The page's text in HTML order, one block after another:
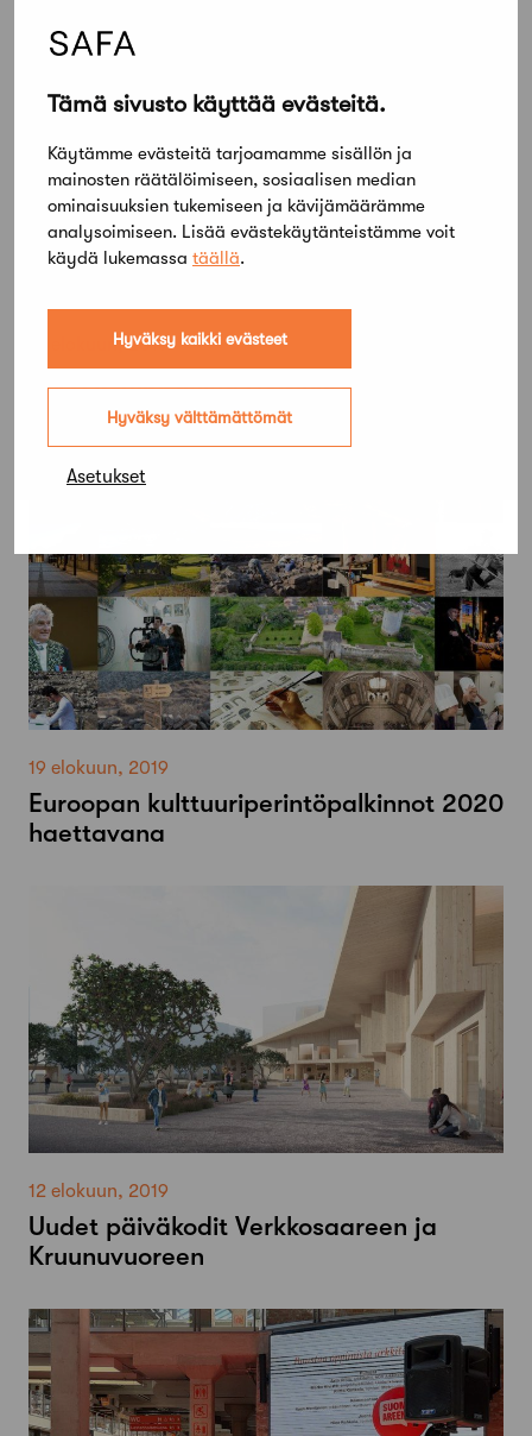
Tämä sivusto käyttää evästeitä.
Käytämme evästeitä tarjoamamme sisällön ja
mainosten räätälöimiseen, sosiaalisen median
ominaisuuksien tukemiseen ja kävijämäärämme
analysoimiseen. Lisää evästekäytänteistämme voit
käydä lukemassa täällä.
Hyväksy kaikki evästeet
Hyväksy välttämättömät
Asetukset
21 elokuun, 2019
SAFA kumppanina Helsinki Design
Weekilla – lunasta lippusi
19 elokuun, 2019
Euroopan kulttuuriperintöpalkinnot 2020
haettavana
12 elokuun, 2019
Uudet päiväkodit Verkkosaareen ja
Kruunuvuoreen